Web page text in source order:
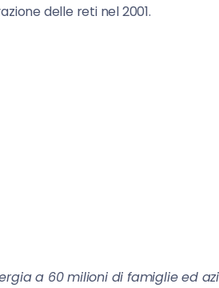
delle reti nel 2001.
a 60 milioni di famiglie ed